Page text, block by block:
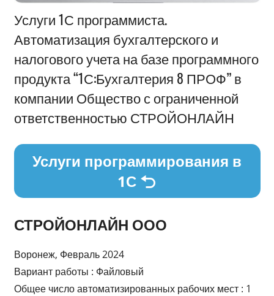
Информация
Услуги 1С программиста.
Автоматизация бухгалтерского и
налогового учета на базе программного
продукта “1С:Бухгалтерия 8 ПРОФ” в
компании Общество с ограниченной
ответственностью СТРОЙОНЛАЙН
Услуги программирования в
1С
СТРОЙОНЛАЙН ООО
Воронеж, Февраль 2024
Вариант работы : Файловый
Общее число автоматизированных рабочих мест : 1